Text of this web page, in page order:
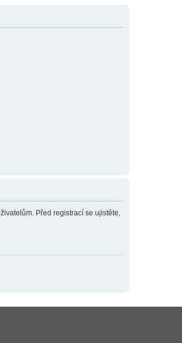
Před registrací se ujistěte,